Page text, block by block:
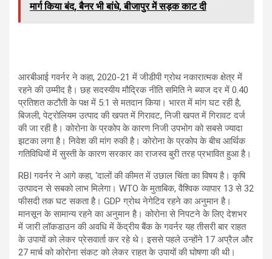
मार्ग किया बंद, बैनर भी बांधे, बीजापुर में सड़क काट दी
आरबीआई गवर्नर ने कहा, 2020-21 में जीडीपी ग्रोथ नकारात्मक क्षेत्र में
रहने की उम्मीद है। छह सदस्यीय मौद्रिक नीति समिति ने ब्याज दर में 0.40
प्रतिशत कटौती के पक्ष में 5:1 से मतदान किया। भारत में मांग घट रही है,
बिजली, पेट्रोलियम उत्पाद की खपत में गिरावट, निजी खपत में गिरावट दर्ज
की जा रही है। कोरोना के प्रकोप के कारण निजी उपभोग को सबसे ज्यादा
झटका लगा है। निवेश की मांग रुकी है। कोरोना के प्रकोप के बीच आर्थिक
गतिविधियों में सुस्ती के कारण सरकार का राजस्व बुरी तरह प्रभावित हुआ है।
RBI गवर्नर ने आगे कहा, ‘दालों की कीमत में उछाल चिंता का विषय है। कृषि
उत्पादन से सबको लाभ मिलेगा। WTO के मुताबिक, वैश्विक व्यापार 13 से 32
फीसदी तक घट सकता है। GDP ग्रोथ नेगेटिव रहने का अनुमान है।
मानसून के सामान्य रहने का अनुमान है। कोरोना से निपटने के लिए देशभर
में जारी लॉकडाउन की अवधि में केंद्रीय बैंक के गवर्नर यह तीसरी बार राहत
के उपायों को लेकर प्रेसवार्ता कर रहे थे। इससे पहले उन्होंने 17 अप्रैल और
27 मार्च को कोरोना संकट को लेकर राहत के उपायों की घोषणा की थी।